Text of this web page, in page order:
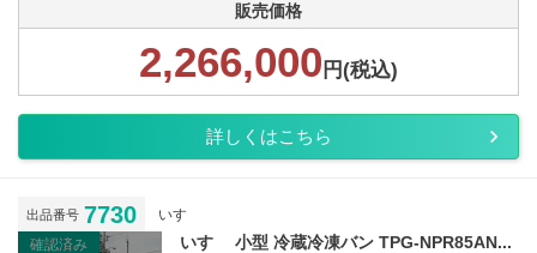
販売価格
2,266,000 円(税込)
詳しくはこちら
出品番号 7730
いすゞ
確認済み
いすゞ 小型 冷蔵冷凍バン TPG-NPR85AN...